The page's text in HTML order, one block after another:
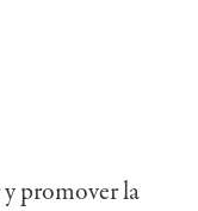
promover la